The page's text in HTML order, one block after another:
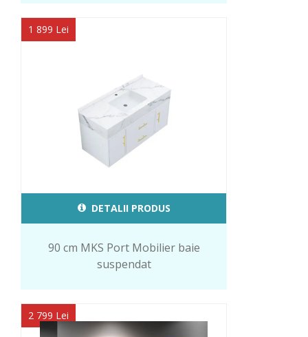
1 899 Lei
DETALII PRODUS
90 cm MKS Port Mobilier baie
suspendat
2 799 Lei